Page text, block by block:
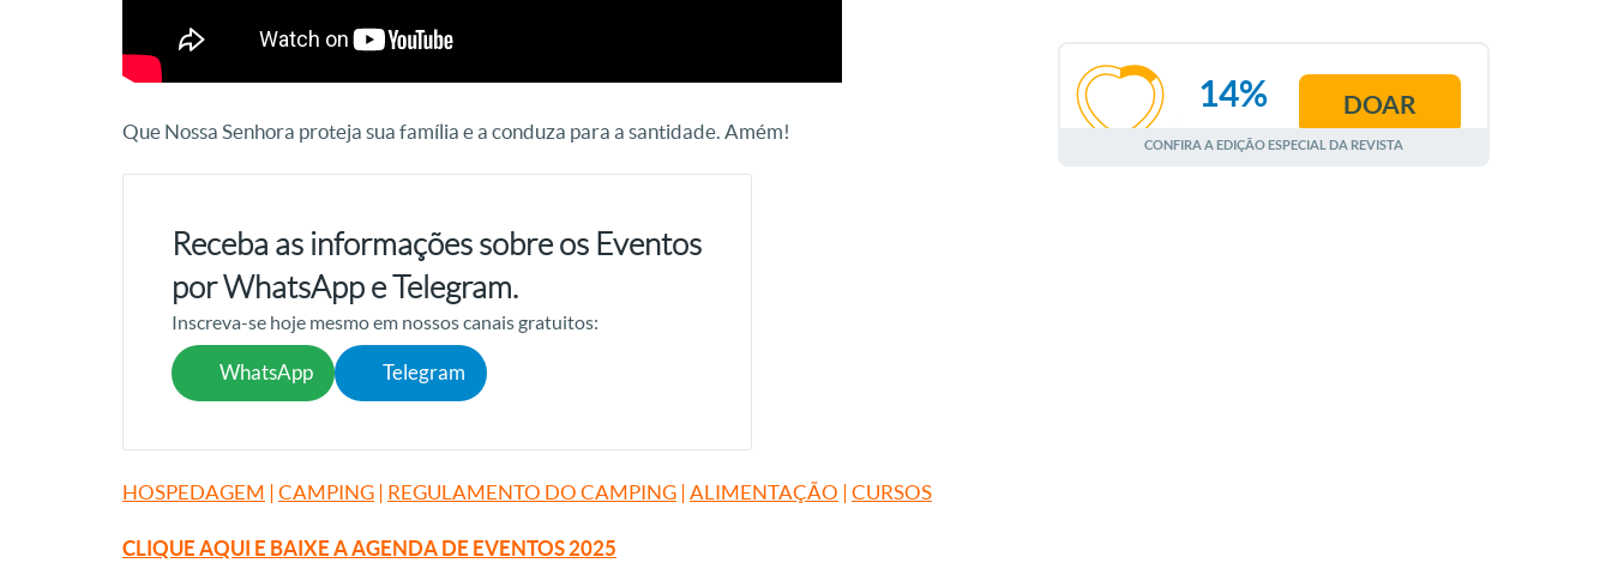
Que Nossa Senhora proteja sua família e a conduza para a santidade. Amém!
Receba as informações sobre os Eventos
por WhatsApp e Telegram.
Inscreva-se hoje mesmo em nossos canais gratuitos:
WhatsApp Telegram
HOSPEDAGEM | CAMPING | REGULAMENTO DO CAMPING | ALIMENTAÇÃO | CURSOS
CLIQUE AQUI E BAIXE A AGENDA DE EVENTOS 2025
AGOSTO
14% DOAR
CONFIRA A EDIÇÃO ESPECIAL DA REVISTA